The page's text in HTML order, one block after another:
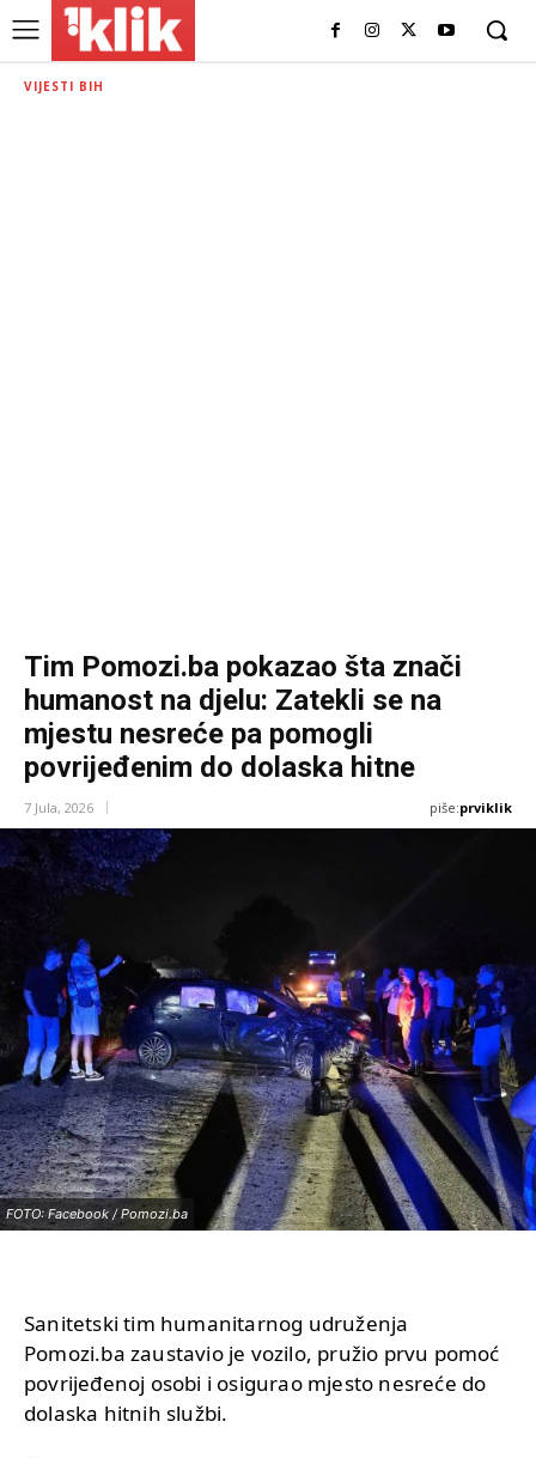
VIJESTI BIH
Tim Pomozi.ba pokazao šta znači
humanost na djelu: Zatekli se na
mjestu nesreće pa pomogli
povrijeđenim do dolaska hitne
7 Jula, 2026 piše:prviklik
FOTO: Facebook / Pomozi.ba
Sanitetski tim humanitarnog udruženja
Pomozi.ba zaustavio je vozilo, pružio prvu pomoć
povrijeđenoj osobi i osigurao mjesto nesreće do
dolaska hitnih službi.